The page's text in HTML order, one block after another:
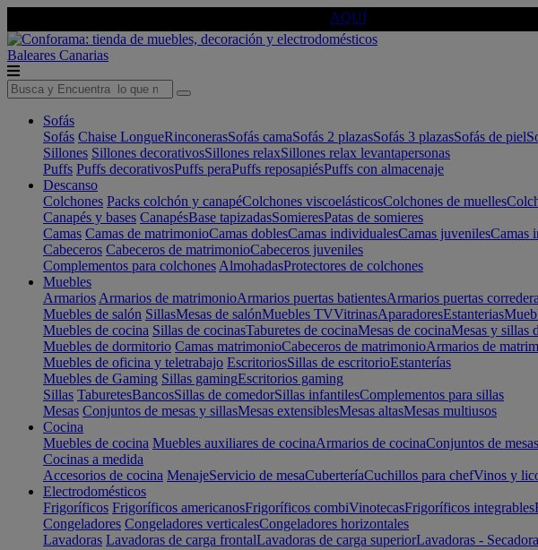
AQUÍ
Baleares Canarias
Sofás
Sofás Chaise LongueRinconerasSofás camaSofás 2 plazasSofás 3 plazasSofás de piel
Sillones Sillones decorativosSillones relaxSillones relax levantapersonas
Puffs Puffs decorativosPuffs peraPuffs reposapiésPuffs con almacenaje
Descanso
Colchones Packs colchón y canapéColchones viscoelásticosColchones de muelles
Canapés y bases CanapésBase tapizadasSomieresPatas de somieres
Camas Camas de matrimonioCamas doblesCamas individualesCamas juvenilesCamas
Cabeceros Cabeceros de matrimonioCabeceros juveniles
Complementos para colchones AlmohadasProtectores de colchones
Muebles
Armarios Armarios de matrimonioArmarios puertas batientesArmarios puertas
Muebles de salón SillasMesas de salónMuebles TVVitrinasAparadoresEstanterias
Muebles de cocina Sillas de cocinasTaburetes de cocinaMesas de cocinaMesas y sillas
Muebles de dormitorio Camas matrimonioCabeceros de matrimonioArmarios de
Muebles de oficina y teletrabajo EscritoriosSillas de escritorioEstanterías
Muebles de Gaming Sillas gamingEscritorios gaming
Sillas TaburetesBancosSillas de comedorSillas infantilesComplementos para sillas
Mesas Conjuntos de mesas y sillasMesas extensiblesMesas altasMesas multiusos
Cocina
Muebles de cocina Muebles auxiliares de cocinaArmarios de cocinaConjuntos de
Cocinas a medida
Accesorios de cocina MenajeServicio de mesaCuberteríaCuchillos para chefVinos y
Electrodomésticos
Frigoríficos Frigoríficos americanosFrigoríficos combiVinotecasFrigoríficos integrables
Congeladores Congeladores verticalesCongeladores horizontales
Lavadoras Lavadoras de carga frontalLavadoras de carga superiorLavadoras -